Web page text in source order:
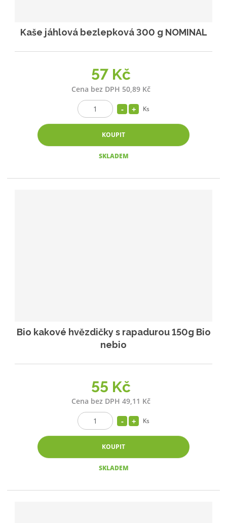
Kaše jáhlová bezlepková 300 g NOMINAL
57 Kč
Cena bez DPH 50,89 Kč
Ks
KOUPIT
SKLADEM
Bio kakové hvězdičky s rapadurou 150g Bio
nebio
55 Kč
Cena bez DPH 49,11 Kč
Ks
KOUPIT
SKLADEM